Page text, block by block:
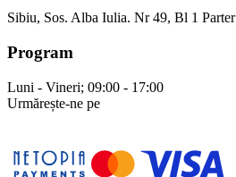
Sibiu, Sos. Alba Iulia. Nr 49, Bl 1 Parter
Program
Luni - Vineri; 09:00 - 17:00
Urmărește-ne pe